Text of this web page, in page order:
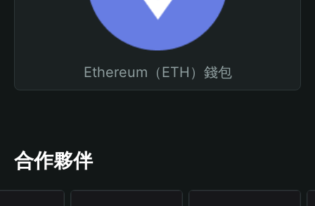
Ethereum（ETH）錢包
合作夥伴